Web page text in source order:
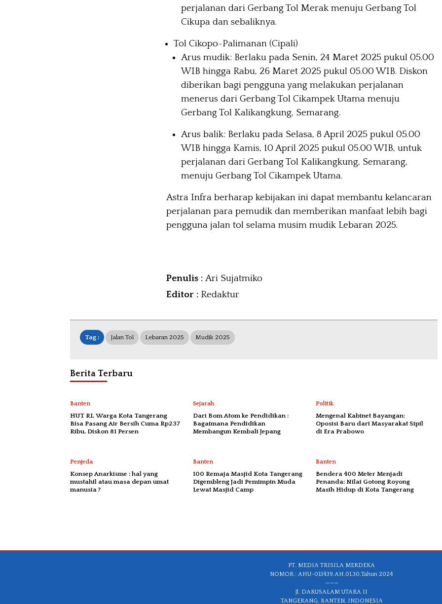
perjalanan dari Gerbang Tol Merak menuju Gerbang Tol
Cikupa dan sebaliknya.
Tol Cikopo-Palimanan (Cipali)
Arus mudik: Berlaku pada Senin, 24 Maret 2025 pukul 05.00
WIB hingga Rabu, 26 Maret 2025 pukul 05.00 WIB. Diskon
diberikan bagi pengguna yang melakukan perjalanan
menerus dari Gerbang Tol Cikampek Utama menuju
Gerbang Tol Kalikangkung, Semarang.
Arus balik: Berlaku pada Selasa, 8 April 2025 pukul 05.00
WIB hingga Kamis, 10 April 2025 pukul 05.00 WIB, untuk
perjalanan dari Gerbang Tol Kalikangkung, Semarang,
menuju Gerbang Tol Cikampek Utama.
Astra Infra berharap kebijakan ini dapat membantu kelancaran
perjalanan para pemudik dan memberikan manfaat lebih bagi
pengguna jalan tol selama musim mudik Lebaran 2025.
Penulis : Ari Sujatmiko
Editor : Redaktur
Tag : Jalan Tol Lebaran 2025 Mudik 2025
Berita Terbaru
Banten
HUT RI, Warga Kota Tangerang
Bisa Pasang Air Bersih Cuma Rp237
Ribu, Diskon 81 Persen
Sejarah
Dari Bom Atom ke Pendidikan :
Bagaimana Pendidikan
Membangun Kembali Jepang
Politik
Mengenal Kabinet Bayangan:
Oposisi Baru dari Masyarakat Sipil
di Era Prabowo
Penjeda
Konsep Anarkisme : hal yang
mustahil atau masa depan umat
manusia ?
Banten
100 Remaja Masjid Kota Tangerang
Digembleng Jadi Pemimpin Muda
Lewat Masjid Camp
Banten
Bendera 400 Meter Menjadi
Penanda: Nilai Gotong Royong
Masih Hidup di Kota Tangerang
PT. MEDIA TRISILA MERDEKA
NOMOR : AHU-013439.AH.01.30.Tahun 2024
———
Jl. DARUSALAM UTARA II
TANGERANG, BANTEN, INDONESIA